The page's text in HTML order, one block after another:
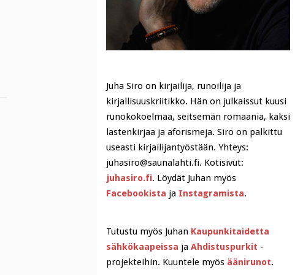
Juha Siro on kirjailija, runoilija ja
kirjallisuuskriitikko. Hän on julkaissut kuusi
runokokoelmaa, seitsemän romaania, kaksi
lastenkirjaa ja aforismeja. Siro on palkittu
useasti kirjailijantyöstään. Yhteys:
juhasiro@saunalahti.fi. Kotisivut:
juhasiro.fi. Löydät Juhan myös
Facebookista ja Instagramista.
Tutustu myös Juhan Kaupunkitaidetta
sähkökaapeissa ja Ahdistuspurkit -
projekteihin. Kuuntele myös äänirunot.